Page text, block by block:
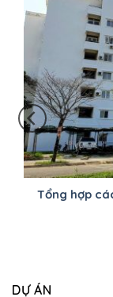
Tổng hợp
DỰ ÁN